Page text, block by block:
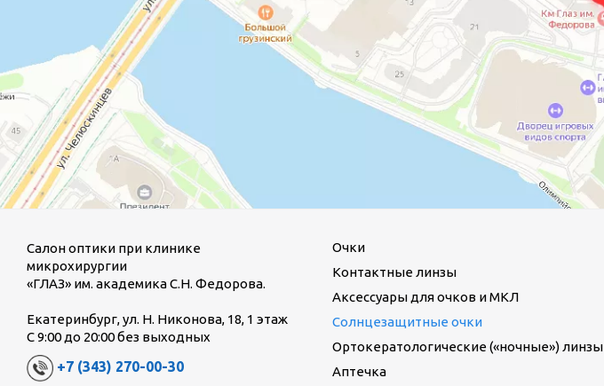
Салон оптики при клинике
микрохирургии
«ГЛАЗ» им. академика С.Н. Федорова.
Екатеринбург, ул. Н. Никонова, 18, 1 этаж
С 9:00 до 20:00 без выходных
+7 (343) 270-00-30
Очки
Контактные линзы
Аксессуары для очков и МКЛ
Солнцезащитные очки
Ортокератологические («ночные») линзы
Аптечка